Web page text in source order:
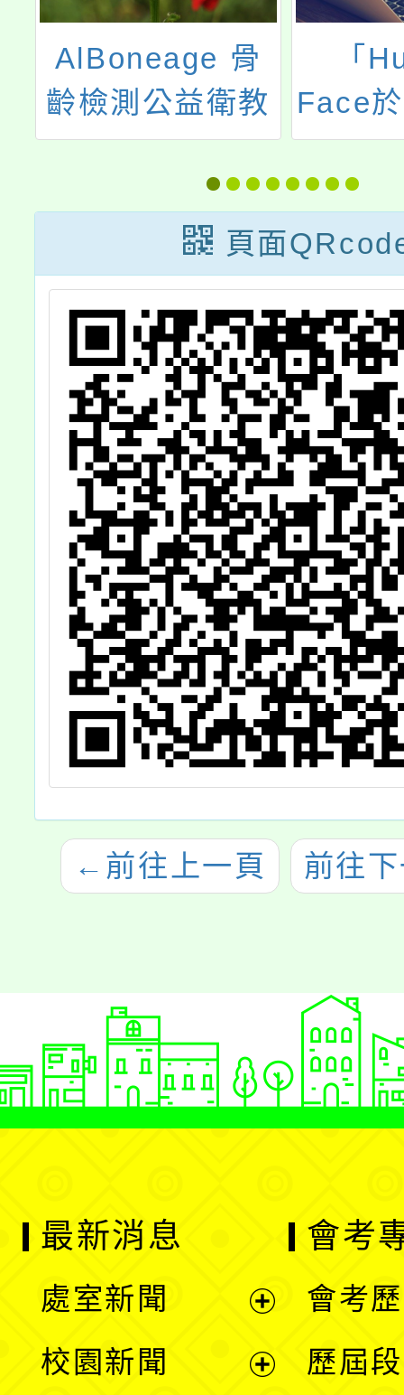
AlBoneage 骨
齡檢測公益衛教
計畫一協助兒童
與青少年健康成
長講座
「
Face
應用概
式AI
動之
頁面
← 前往上一頁 前往
最新消息
處室新聞
校園新聞
會考
會考
歷屆